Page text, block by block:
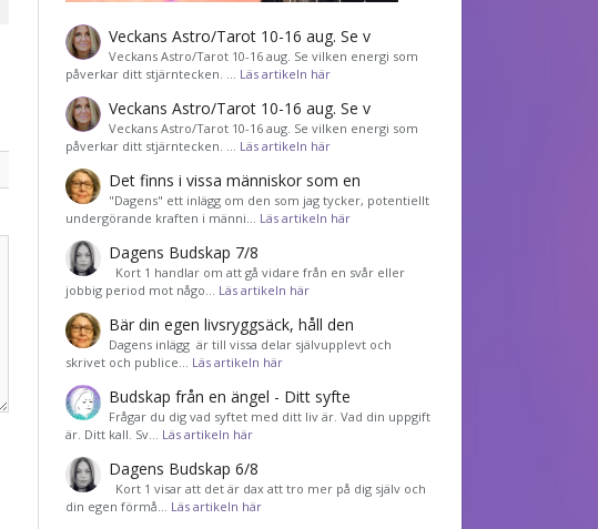
Veckans Astro/Tarot 10-16 aug. Se v
Veckans Astro/Tarot 10-16 aug. Se vilken energi som
påverkar ditt stjärntecken. … Läs artikeln här
Veckans Astro/Tarot 10-16 aug. Se v
Veckans Astro/Tarot 10-16 aug. Se vilken energi som
påverkar ditt stjärntecken. … Läs artikeln här
Det finns i vissa människor som en
"Dagens" ett inlägg om den som jag tycker, potentiellt
undergörande kraften i männi… Läs artikeln här
Dagens Budskap 7/8
Kort 1 handlar om att gå vidare från en svår eller
jobbig period mot någo… Läs artikeln här
Bär din egen livsryggsäck, håll den
Dagens inlägg är till vissa delar självupplevt och
skrivet och publice… Läs artikeln här
Budskap från en ängel - Ditt syfte
Frågar du dig vad syftet med ditt liv är. Vad din uppgift
är. Ditt kall. Sv… Läs artikeln här
Dagens Budskap 6/8
Kort 1 visar att det är dax att tro mer på dig själv och
din egen förmå… Läs artikeln här